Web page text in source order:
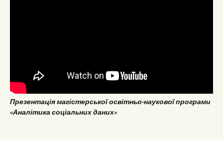
Презентація магістерської освітньо-наукової програми
«Аналітика соціальних даних»